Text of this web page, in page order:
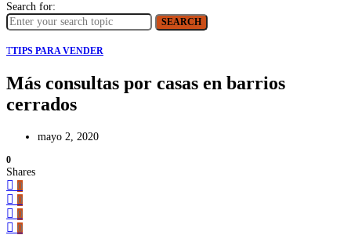
Search for:
SEARCH
TTIPS PARA VENDER
Más consultas por casas en barrios
cerrados
mayo 2, 2020
0
Shares
0
0
0
0